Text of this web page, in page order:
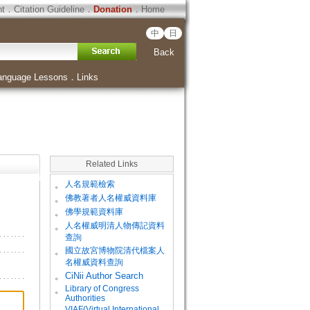
．Citation Guideline．Donation．Home
中 日
Back
Lessons ． Links
Related Links
。 人名規範檢索
。 佛教著者人名權威資料庫
。 佛學規範資料庫
。
人名權威明清人物傳記資料
查詢
。
國立故宮博物院清代檔案人
名權威資料查詢
。
CiNii Author Search
。
Library of Congress
Authorities